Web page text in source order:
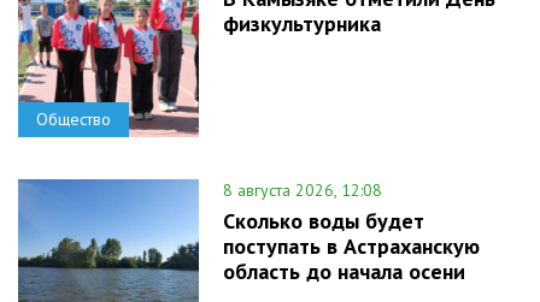
Общество
физкультурника
8 августа 2026, 12:08
Сколько воды будет
поступать в Астраханскую
область до начала осени